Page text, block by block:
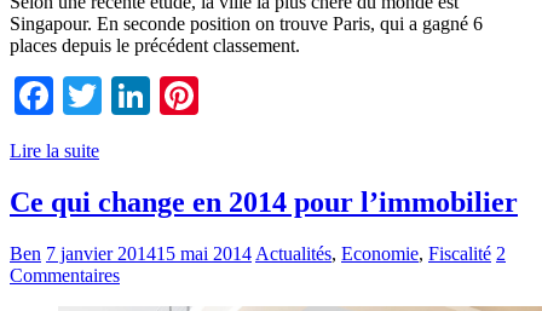
Singapour. En seconde position on trouve Paris, qui a gagné 6
places depuis le précédent classement.
Facebook
TwitterLinkedIn
Lire la suite
Ce qui change en 2014 pour l’immobilier
Ben 7 janvier 201415 mai 2014 Actualités, Economie, Fiscalité 2
Commentaires